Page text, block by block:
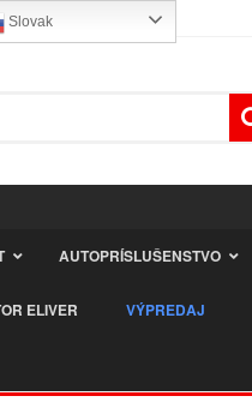
Slovak
AUTOPRÍSLUŠENSTVO
ELIVER VÝPREDAJ